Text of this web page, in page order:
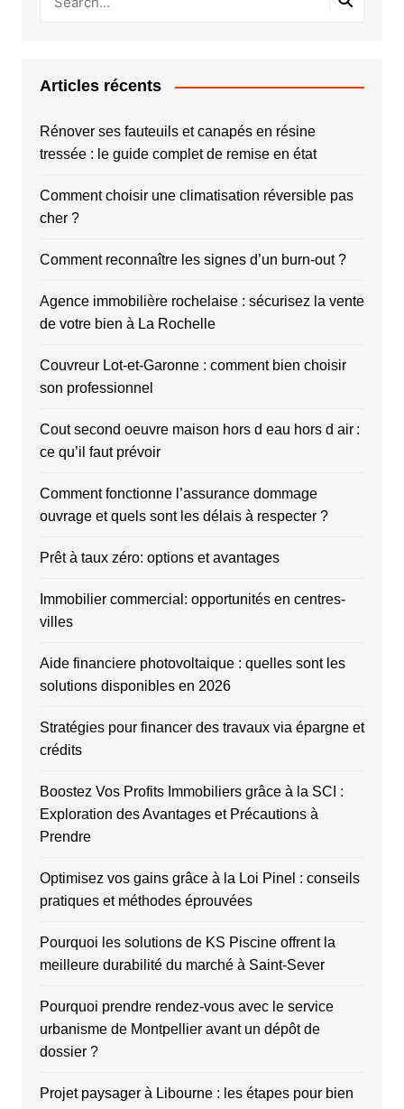
Articles récents
Rénover ses fauteuils et canapés en résine
tressée : le guide complet de remise en état
Comment choisir une climatisation réversible pas
cher ?
Comment reconnaître les signes d’un burn-out ?
Agence immobilière rochelaise : sécurisez la vente
de votre bien à La Rochelle
Couvreur Lot-et-Garonne : comment bien choisir
son professionnel
Cout second oeuvre maison hors d eau hors d air :
ce qu’il faut prévoir
Comment fonctionne l’assurance dommage
ouvrage et quels sont les délais à respecter ?
Prêt à taux zéro: options et avantages
Immobilier commercial: opportunités en centres-
villes
Aide financiere photovoltaique : quelles sont les
solutions disponibles en 2026
Stratégies pour financer des travaux via épargne et
crédits
Boostez Vos Profits Immobiliers grâce à la SCI :
Exploration des Avantages et Précautions à
Prendre
Optimisez vos gains grâce à la Loi Pinel : conseils
pratiques et méthodes éprouvées
Pourquoi les solutions de KS Piscine offrent la
meilleure durabilité du marché à Saint-Sever
Pourquoi prendre rendez-vous avec le service
urbanisme de Montpellier avant un dépôt de
dossier ?
Projet paysager à Libourne : les étapes pour bien